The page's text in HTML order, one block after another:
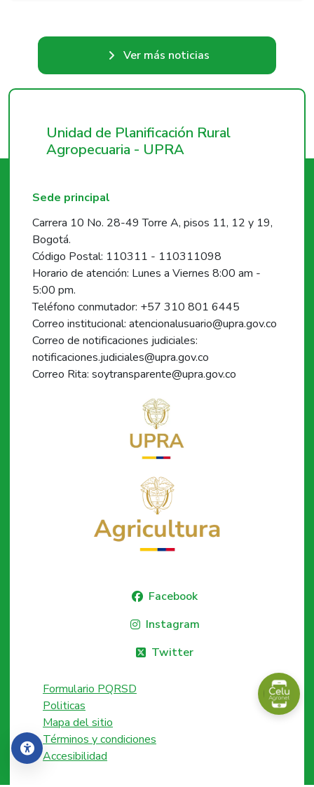
Accesibilidad
Ver más noticias
Unidad de Planificación Rural
Agropecuaria - UPRA
Sede principal
Carrera 10 No. 28-49 Torre A, pisos 11, 12 y 19,
Bogotá.
Código Postal: 110311 - 110311098
Horario de atención: Lunes a Viernes 8:00 am -
5:00 pm.
Teléfono conmutador: +57 310 801 6445
Correo institucional: atencionalusuario@upra.gov.co
Correo de notificaciones judiciales:
notificaciones.judiciales@upra.gov.co
Correo Rita: soytransparente@upra.gov.co
Facebook
Instagram
Twitter
Formulario PQRSD
Politicas
Mapa del sitio
Términos y condiciones
Accesibilidad